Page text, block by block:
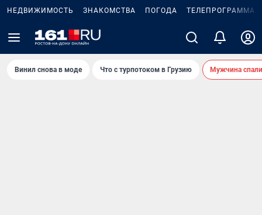
НЕДВИЖИМОСТЬ ЗНАКОМСТВА ПОГОДА ТЕЛЕПРОГРАММА
Винил снова в моде Что с турпотоком в Грузию Мужчина